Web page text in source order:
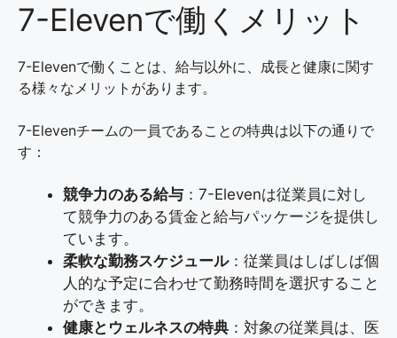
7-Elevenで働くメリット
7-Elevenで働くことは、給与以外に、成長と健康に関す
る様々なメリットがあります。
7-Elevenチームの一員であることの特典は以下の通りで
す：
競争力のある給与 ：7-Elevenは従業員に対し
て競争力のある賃金と給与パッケージを提供し
ています。
柔軟な勤務スケジュール：従業員はしばしば個
人的な予定に合わせて勤務時間を選択すること
ができます。
健康とウェルネスの特典 ：対象の従業員は、医